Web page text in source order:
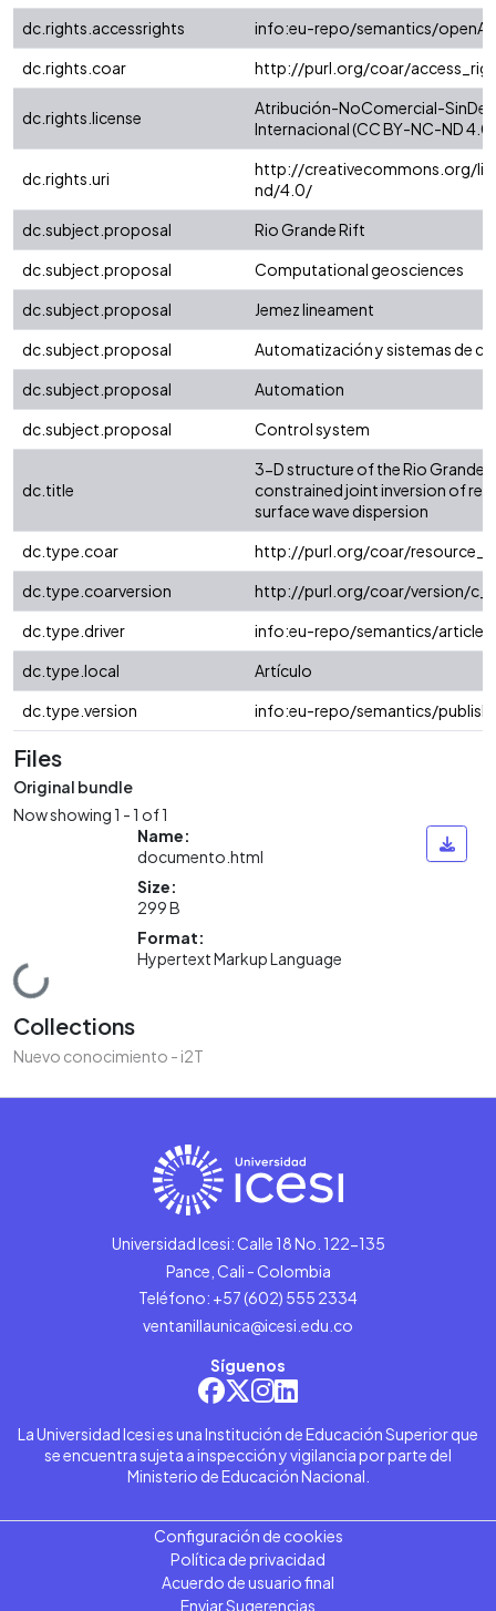
dc.rights.accessrights
info:eu-repo/semantics/
dc.rights.coar
http://purl.org/coar/
dc.rights.license
Atribución-NoComercial-
Internacional (CC BY-NC-ND 4.0)
dc.rights.uri
http://creativecommons.org/
nd/4.0/
dc.subject.proposal
Rio Grande Rift
dc.subject.proposal
Computational geosciences
dc.subject.proposal
Jemez lineament
dc.subject.proposal
Automatización y sistemas de
dc.subject.proposal
Automation
dc.subject.proposal
Control system
dc.title
3-D structure of the Rio Grande
constrained joint inversion of
surface wave dispersion
dc.type.coar
http://purl.org/coar/
dc.type.coarversion
http://purl.org/coar/version/
dc.type.driver
info:eu-repo/semantics/article
dc.type.local
Artículo
dc.type.version
info:eu-repo/semantics/
Files
Original bundle
Now showing1 - 1 of 1
Loading...
Name:
documento.html
Size:
299 B
Format:
Hypertext Markup Language
Collections
Nuevo conocimiento - i2T
Universidad Icesi: Calle 18 No. 122-135
Pance, Cali - Colombia
Teléfono: +57 (602) 555 2334
ventanillaunica@icesi.edu.co
Síguenos
La Universidad Icesi es una Institución de Educación Superior que
se encuentra sujeta a inspección y vigilancia por parte del
Ministerio de Educación Nacional.
Configuración de cookies
Política de privacidad
Acuerdo de usuario final
Enviar Sugerencias